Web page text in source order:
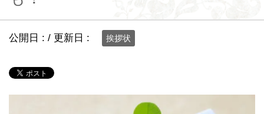
公開日 : / 更新日 : 挨拶状